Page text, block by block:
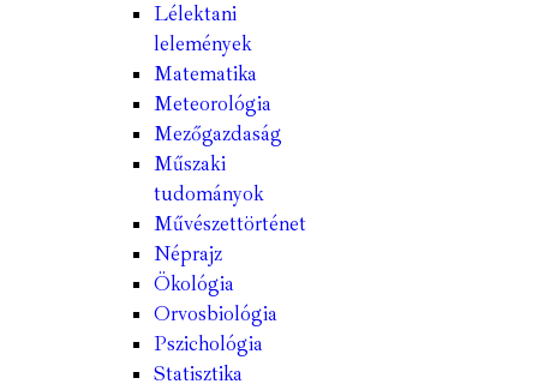
Lélektani
lelemények
Matematika
Meteorológia
Mezőgazdaság
Műszaki
tudományok
Művészettörténet
Néprajz
Ökológia
Orvosbiológia
Pszichológia
Statisztika